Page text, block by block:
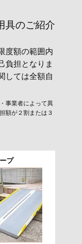
具のご紹介
度額の範囲内
負担となりま
しては全額自
事業者によって異
額が２割または３
プ